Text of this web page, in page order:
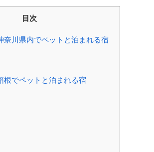
目次
奈川県内でペットと泊まれる宿
根でペットと泊まれる宿